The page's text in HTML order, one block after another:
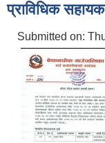
प्राविधिक
Submitted on: